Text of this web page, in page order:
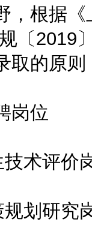
，根据
〔2019
取的原
位
评价
研究